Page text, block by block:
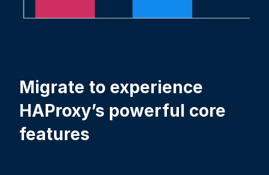
Migrate to experience
HAProxy’s powerful core
features